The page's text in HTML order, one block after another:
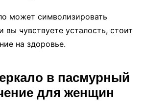
может символизировать
вы чувствуете усталость, стоит
на здоровье.
в пасмурный
для женщин